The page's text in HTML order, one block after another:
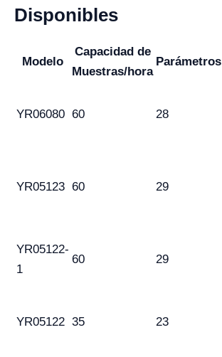
Disponibles
Modelo
Capacidad de
Muestras/hora
Parámetros
YR06080 60 28
YR05123 60 29
YR05122-
1
60 29
YR05122 35 23